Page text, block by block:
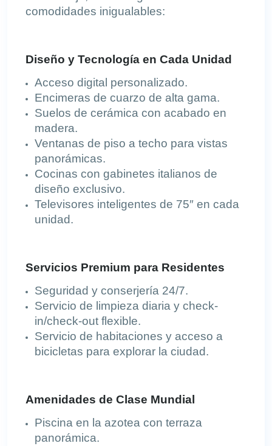
comodidades inigualables:
Diseño y Tecnología en Cada Unidad
Acceso digital personalizado.
Encimeras de cuarzo de alta gama.
Suelos de cerámica con acabado en
madera.
Ventanas de piso a techo para vistas
panorámicas.
Cocinas con gabinetes italianos de
diseño exclusivo.
Televisores inteligentes de 75″ en cada
unidad.
Servicios Premium para Residentes
Seguridad y conserjería 24/7.
Servicio de limpieza diaria y check-
in/check-out flexible.
Servicio de habitaciones y acceso a
bicicletas para explorar la ciudad.
Amenidades de Clase Mundial
Piscina en la azotea con terraza
panorámica.